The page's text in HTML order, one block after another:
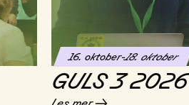
16. oktober-18. oktober
GULS 3 2026